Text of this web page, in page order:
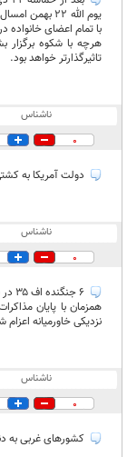
یوم الله ۲۲
با تمام اعضای خانواده
هرچه با شکوه
تاثیرگذارتر خواهد بود.
ناشناس
0
دولت آمریکا به
ناشناس
0
همزمان با پایان
نزدیکی خاورمیانه اعزام
ناشناس
0
کشورهای غربی به